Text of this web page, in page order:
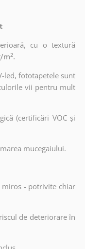
cu o textură
m2.
led, fototapetele sunt
vii pentru mult
(certificări VOC și
mucegaiului.
miros - potrivite chiar
de deteriorare în